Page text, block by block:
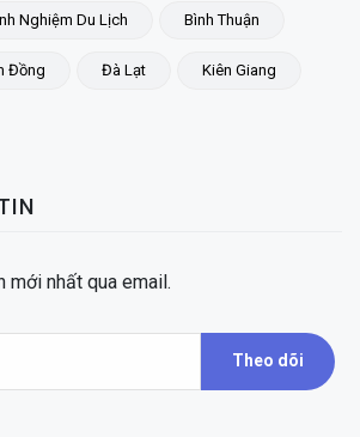
Nghiệm Du Lịch Bình Thuận
Đồng Đà Lạt Kiên Giang
mới nhất qua email.
Theo dõi